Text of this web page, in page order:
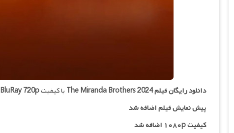
دانلود رایگان فیلمThe Miranda Brothers 2024 با کیفیتBluRay 720p
پیش نمایش فیلم اضافه شد
کیفیت ۱۰۸۰p اضافه شد